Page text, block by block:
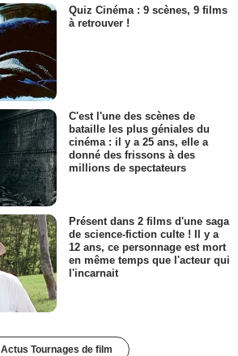
Quiz Cinéma : 9 scènes, 9 films
à retrouver !
C'est l'une des scènes de
bataille les plus géniales du
cinéma : il y a 25 ans, elle a
donné des frissons à des
millions de spectateurs
Présent dans 2 films d'une saga
de science-fiction culte ! Il y a
12 ans, ce personnage est mort
en même temps que l'acteur qui
l'incarnait
Actus Tournages de film